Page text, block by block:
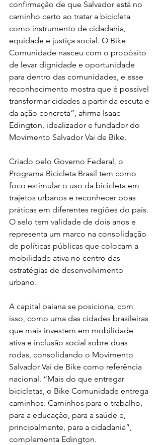
confirmação de que Salvador está no
caminho certo ao tratar a bicicleta
como instrumento de cidadania,
equidade e justiça social. O Bike
Comunidade nasceu com o propósito
de levar dignidade e oportunidade
para dentro das comunidades, e esse
reconhecimento mostra que é possível
transformar cidades a partir da escuta e
da ação concreta”, afirma Isaac
Edington, idealizador e fundador do
Movimento Salvador Vai de Bike.
Criado pelo Governo Federal, o
Programa Bicicleta Brasil tem como
foco estimular o uso da bicicleta em
trajetos urbanos e reconhecer boas
práticas em diferentes regiões do país.
O selo tem validade de dois anos e
representa um marco na consolidação
de políticas públicas que colocam a
mobilidade ativa no centro das
estratégias de desenvolvimento
urbano.
A capital baiana se posiciona, com
isso, como uma das cidades brasileiras
que mais investem em mobilidade
ativa e inclusão social sobre duas
rodas, consolidando o Movimento
Salvador Vai de Bike como referência
nacional. “Mais do que entregar
bicicletas, o Bike Comunidade entrega
caminhos. Caminhos para o trabalho,
para a educação, para a saúde e,
principalmente, para a cidadania”,
complementa Edington.